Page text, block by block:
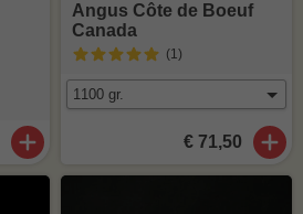
Angus Côte de Boeuf
Canada
(1)
€ 71,50